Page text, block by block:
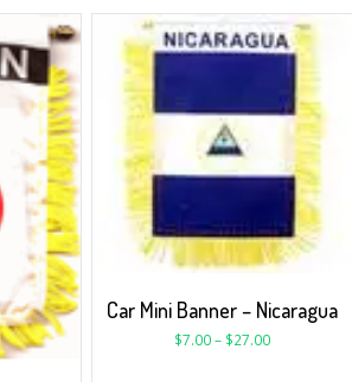
Car Mini Banner – Nicaragua
$7.00– $27.00